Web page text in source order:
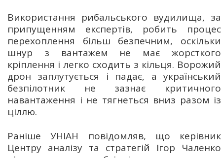
Використання рибальського вудилища, за
припущенням експертів, робить процес
перехоплення більш безпечним, оскільки
шнур з вантажем не має жорсткого
кріплення і легко сходить з кільця. Ворожий
дрон заплутується і падає, а український
безпілотник не зазнає критичного
навантаження і не тягнеться вниз разом із
ціллю.
Раніше УНІАН повідомляв, що керівник
Центру аналізу та стратегій Ігор Чаленко